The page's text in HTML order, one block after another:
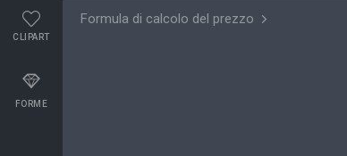
CLIPART
FORME
Formula di calcolo del prezzo